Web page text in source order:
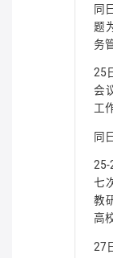
同
题
务
25
会
工
同
25-
七
教
高
27